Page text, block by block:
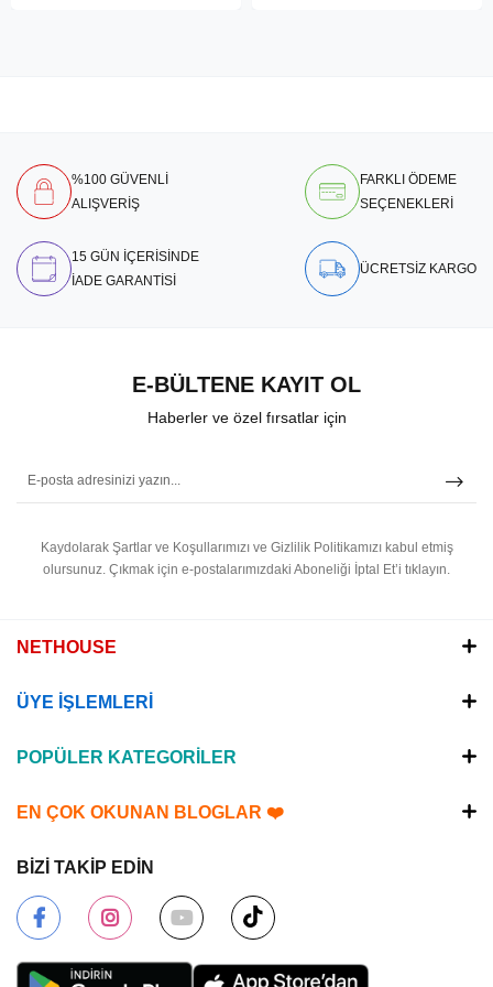
%100 GÜVENLİ
ALIŞVERİŞ
FARKLI ÖDEME
SEÇENEKLERİ
15 GÜN İÇERİSİNDE
İADE GARANTİSİ
ÜCRETSİZ KARGO
E-BÜLTENE KAYIT OL
Haberler ve özel fırsatlar için
Kaydolarak Şartlar ve Koşullarımızı ve Gizlilik Politikamızı kabul etmiş
olursunuz. Çıkmak için e-postalarımızdaki Aboneliği İptal Et’i tıklayın.
NETHOUSE
ÜYE İŞLEMLERİ
POPÜLER KATEGORİLER
EN ÇOK OKUNAN BLOGLAR ❤️
BİZİ TAKİP EDİN